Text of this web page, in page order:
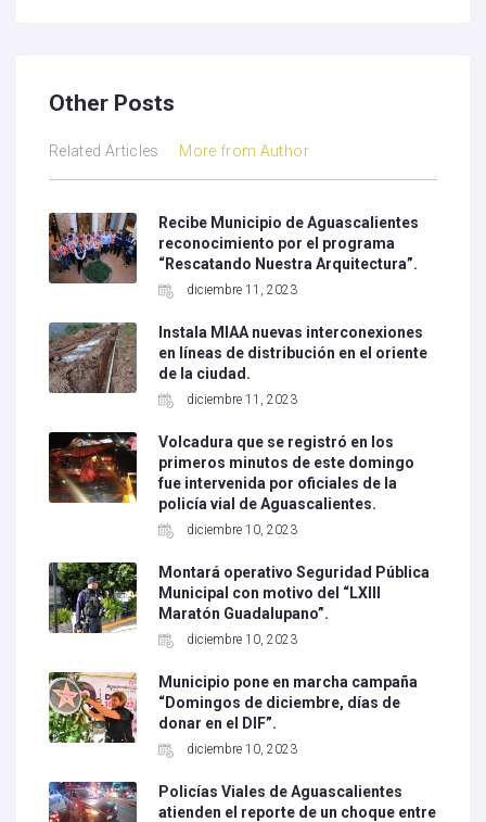
Other Posts
Related Articles More from Author
Recibe Municipio de Aguascalientes
reconocimiento por el programa
“Rescatando Nuestra Arquitectura”.
diciembre 11, 2023
Instala MIAA nuevas interconexiones
en líneas de distribución en el oriente
de la ciudad.
diciembre 11, 2023
Volcadura que se registró en los
primeros minutos de este domingo
fue intervenida por oficiales de la
policía vial de Aguascalientes.
diciembre 10, 2023
Montará operativo Seguridad Pública
Municipal con motivo del “LXIII
Maratón Guadalupano”.
diciembre 10, 2023
Municipio pone en marcha campaña
“Domingos de diciembre, días de
donar en el DIF”.
diciembre 10, 2023
Policías Viales de Aguascalientes
atienden el reporte de un choque entre